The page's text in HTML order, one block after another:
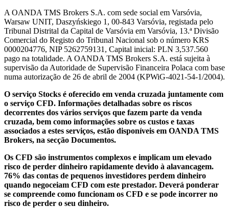
A OANDA TMS Brokers S.A. com sede social em Varsóvia,
Warsaw UNIT, Daszyńskiego 1, 00-843 Varsóvia, registada pelo
Tribunal Distrital da Capital de Varsóvia em Varsóvia, 13.ª Divisão
Comercial do Registo do Tribunal Nacional sob o número KRS
0000204776, NIP 5262759131, Capital inicial: PLN 3,537.560
pago na totalidade. A OANDA TMS Brokers S.A. está sujeita à
supervisão da Autoridade de Supervisão Financeira Polaca com base
numa autorização de 26 de abril de 2004 (KPWiG-4021-54-1/2004).
O serviço Stocks é oferecido em venda cruzada juntamente com
o serviço CFD. Informações detalhadas sobre os riscos
decorrentes dos vários serviços que fazem parte da venda
cruzada, bem como informações sobre os custos e taxas
associados a estes serviços, estão disponíveis em OANDA TMS
Brokers, na secção Documentos.
Os CFD são instrumentos complexos e implicam um elevado
risco de perder dinheiro rapidamente devido à alavancagem.
76% das contas de pequenos investidores perdem dinheiro
quando negoceiam CFD com este prestador. Deverá ponderar
se compreende como funcionam os CFD e se pode incorrer no
risco de perder o seu dinheiro.